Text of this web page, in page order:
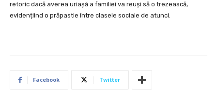
retoric dacă averea uriașă a familiei va reuși să o trezească,
evidențiind o prăpastie între clasele sociale de atunci.
Facebook Twitter